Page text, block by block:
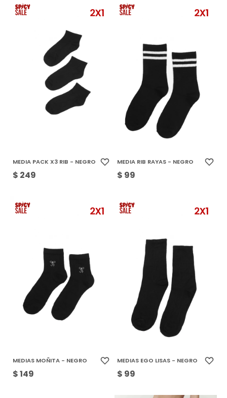
MEDIA PACK X3 RIB - NEGRO
$ 249
MEDIA RIB RAYAS - NEGRO
$ 99
MEDIAS MOÑITA - NEGRO
$149
MEDIAS EGO LISAS - NEGRO
$ 99